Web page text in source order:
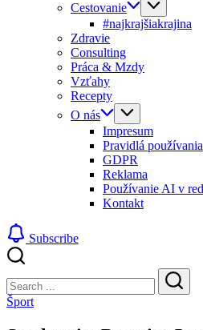
Cestovanie
#najkrajšiakrajina
Zdravie
Consulting
Práca & Mzdy
Vzťahy
Recepty
O nás
Impresum
Pravidlá používania
GDPR
Reklama
Používanie AI v
Kontakt
Subscribe
Search
Search
Šport